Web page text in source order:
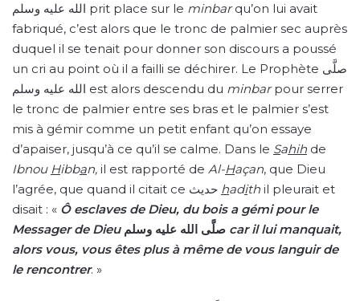
الله عليه وسلم prit place sur le minbarqu’on lui avait
fabriqué, c’est alors que le tronc de palmier sec auprès
duquel il se tenait pour donner son discours a poussé
un cri au point où il a failli se déchirer. Le Prophète صلَّى
الله عليه وسلم est alors descendu du minbarpour serrer
le tronc de palmier entre ses bras et le palmier s’est
mis à gémir comme un petit enfant qu’on essaye
d’apaiser, jusqu’à ce qu’il se calme. Dans le Sahih de
Ibnou Hibban, il est rapporté de Al-Haçan, que Dieu
l’agrée, que quand il citait ce حديث hadith il pleurait et
disait : « Ô esclaves de Dieu, du bois a gémi pour le
Messager de Dieu صلَّى الله عليه وسلم car il lui manquait,
alors vous, vous êtes plus à même de vous languir de
le rencontrer. »